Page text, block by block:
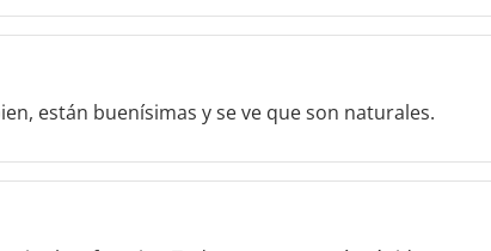
están buenísimas y se ve que son naturales.